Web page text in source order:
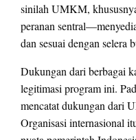
sinilah UMKM,
peranan
dan sesuai dengan selera
Dukungan dari berbagai
legitimasi program ini.
mencatat dukungan dari
Organisasi internasional